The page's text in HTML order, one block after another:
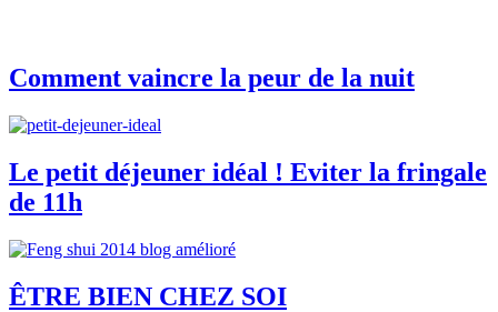
Comment vaincre la peur de la nuit
Le petit déjeuner idéal ! Eviter la fringale
de 11h
ÊTRE BIEN CHEZ SOI